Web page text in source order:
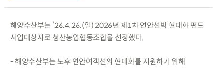
해양수산부는 ’26.4.26.(일) 2026년 제1차 연안선박 현대화 펀드
사업대상자로 청산농업협동조합을 선정했다.
- 해양수산부는 노후 연안여객선의 현대화를 지원하기 위해